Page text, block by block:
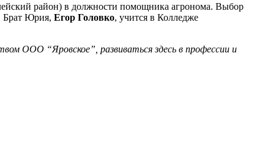
район) в должности помощника агронома. Выбор
Брат Юрия, Егор Головко, учится в Колледже
ООО “Яровское”, развиваться здесь в профессии и